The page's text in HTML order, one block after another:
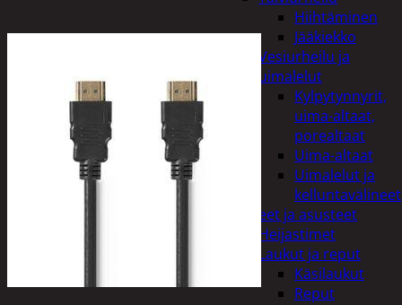
Hiihtäminen
Jääkiekko
Vesiurheilu ja
uimalelut
Kylpytynnyrit,
uima-altaat,
porealtaat
Uima-altaat
Uimalelut ja
kelluntavälineet
Vaatteet ja asusteet
Heijastimet
Laukut ja reput
Käsilaukut
Reput